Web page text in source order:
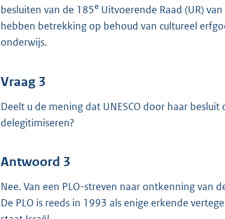
besluiten van de 185e Uitvoerende Raad (UR) van
hebben betrekking op behoud van cultureel
onderwijs.
Vraag 3
Deelt u de mening dat UNESCO door haar
delegitimiseren?
Antwoord 3
Nee. Van een PLO-streven naar ontkenning van
De PLO is reeds in 1993 als enige erkende